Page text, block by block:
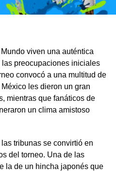
viven una auténtica
las preocupaciones iniciales
convocó a una multitud de
les dieron un gran
mientras que fanáticos de
un clima amistoso
tribunas se convirtió en
del torneo. Una de las
la de un hincha japonés que